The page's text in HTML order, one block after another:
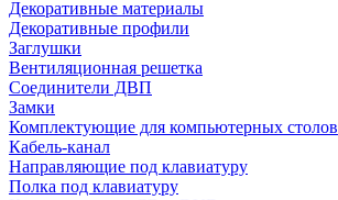
Декоративные материалы
Декоративные профили
Заглушки
Вентиляционная решетка
Соединители ДВП
Замки
Комплектующие для компьютерных столов
Кабель-канал
Направляющие под клавиатуру
Полка под клавиатуру